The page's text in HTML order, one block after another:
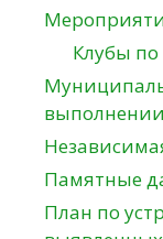
Клубы
выполнении
Памятные
План по